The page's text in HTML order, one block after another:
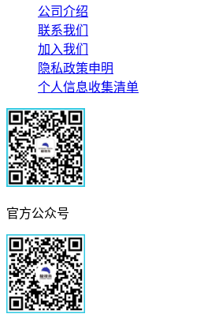
公司介绍
联系我们
加入我们
隐私政策申明
个人信息收集清单
官方公众号